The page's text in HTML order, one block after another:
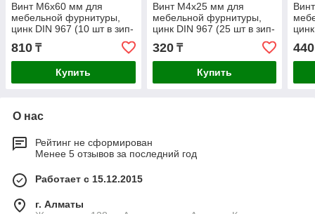
Винт М6х60 мм для
мебельной фурнитуры,
цинк DIN 967 (10 шт в зип-
локе) STARFIX
810 ₸
Купить
Винт М4х25 мм для
мебельной фурнитуры,
цинк DIN 967 (25 шт в зип-
локе) STARFIX
320₸
Купить
440
О нас
Рейтинг не сформирован
Менее 5 отзывов за последний год
Работает с 15.12.2015
г. Алматы